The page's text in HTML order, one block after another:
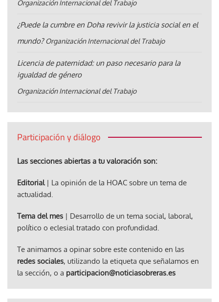
Organización Internacional del Trabajo
¿Puede la cumbre en Doha revivir la justicia social en el
mundo? Organización Internacional del Trabajo
Licencia de paternidad: un paso necesario para la
igualdad de género
Organización Internacional del Trabajo
Participación y diálogo
Las secciones abiertas a tu valoración son:
Editorial| La opinión de la HOAC sobre un tema de
actualidad.
Tema del mes | Desarrollo de un tema social, laboral,
político o eclesial tratado con profundidad.
Te animamos a opinar sobre este contenido en las
redes sociales, utilizando la etiqueta que señalamos en
la sección, o a participacion@noticiasobreras.es